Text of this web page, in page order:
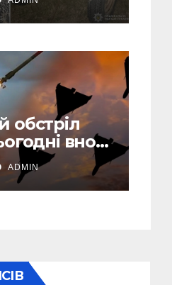
обстріл
вночі:
ADMIN